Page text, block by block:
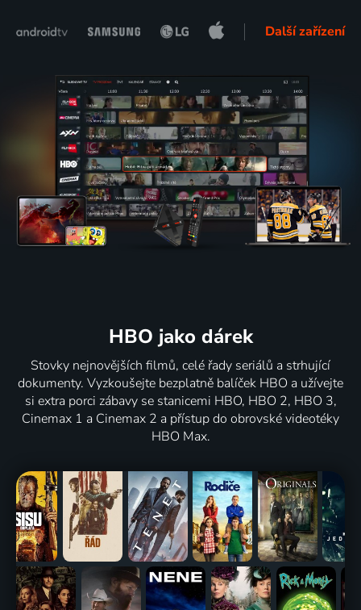
Další zařízení
HBO jako dárek
Stovky nejnovějších filmů, celé řady seriálů a strhující
dokumenty. Vyzkoušejte bezplatně balíček HBO a užívejte
si extra porci zábavy se stanicemi HBO, HBO 2, HBO 3,
Cinemax 1 a Cinemax 2 a přístup do obrovské videotéky
HBO Max.